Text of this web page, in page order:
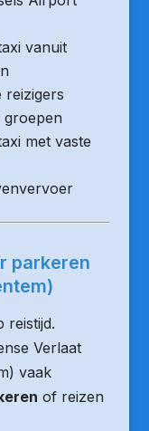
vanuit
reizigers
met vaste
parkeren
reistijd.
Verlaat
vaak
of reizen